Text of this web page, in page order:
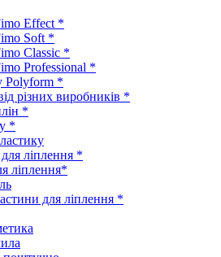
Effect *
Soft *
Classic *
Professional *
Polyform *
різних виробників *
*
*
ліплення *
ліплення*
для ліплення *